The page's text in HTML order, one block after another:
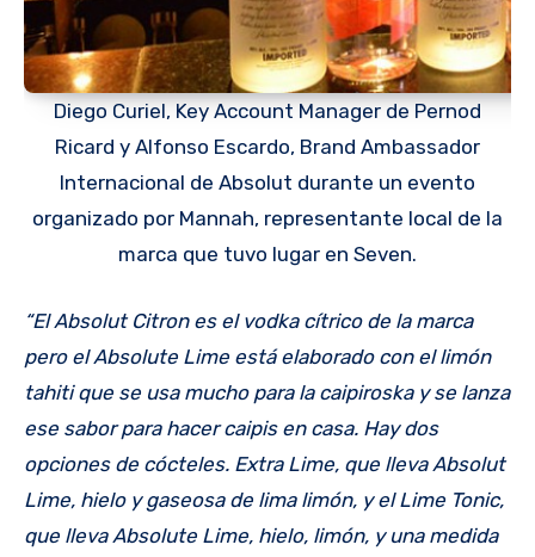
Diego Curiel, Key Account Manager de Pernod
Ricard y Alfonso Escardo, Brand Ambassador
Internacional de Absolut durante un evento
organizado por Mannah, representante local de la
marca que tuvo lugar en Seven.
“El Absolut Citron es el vodka cítrico de la marca
pero el Absolute Lime está elaborado con el limón
tahiti que se usa mucho para la caipiroska y se lanza
ese sabor para hacer caipis en casa. Hay dos
opciones de cócteles. Extra Lime, que lleva Absolut
Lime, hielo y gaseosa de lima limón, y el Lime Tonic,
que lleva Absolute Lime, hielo, limón, y una medida